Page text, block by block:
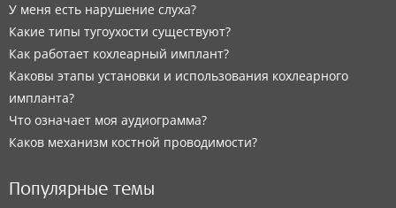
У меня есть нарушение слуха?
Какие типы тугоухости существуют?
Как работает кохлеарный имплант?
Каковы этапы установки и использования кохлеарного
импланта?
Что означает моя аудиограмма?
Каков механизм костной проводимости?
Популярные темы